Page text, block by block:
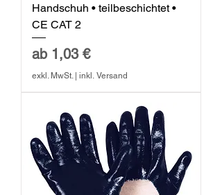
Handschuh • teilbeschichtet •
CE CAT 2
ab 1,03 €
Sale-Preis
exkl. MwSt. | inkl. Versand